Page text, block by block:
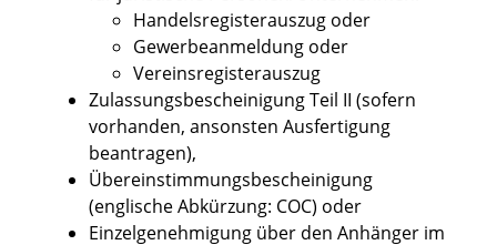
Handelsregisterauszug oder
Gewerbeanmeldung oder
Vereinsregisterauszug
Zulassungsbescheinigung Teil II (sofern
vorhanden, ansonsten Ausfertigung
beantragen),
Übereinstimmungsbescheinigung
(englische Abkürzung: COC) oder
Einzelgenehmigung über den Anhänger im